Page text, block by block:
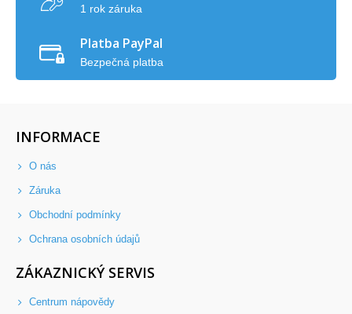
1 rok záruka
Platba PayPal
Bezpečná platba
INFORMACE
O nás
Záruka
Obchodní podmínky
Ochrana osobních údajů
ZÁKAZNICKÝ SERVIS
Centrum nápovědy